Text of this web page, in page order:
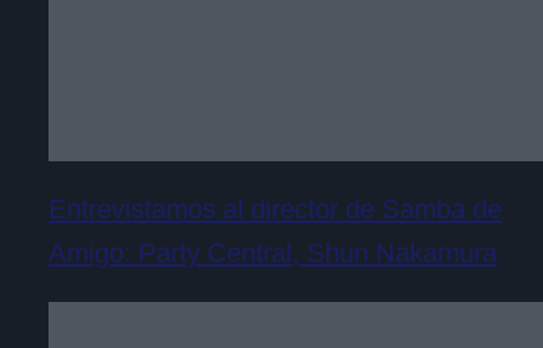
Entrevistamos al director de Samba de
Amigo: Party Central, Shun Nakamura